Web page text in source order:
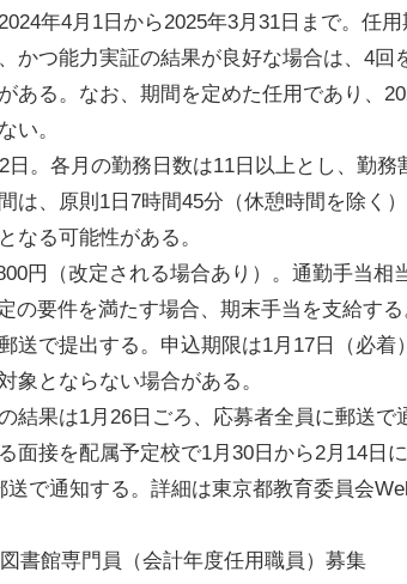
年4月1日から2025年3月31日まで。任
かつ能力実証の結果が良好な場合は、4回
ある。なお、期間を定めた任用であり、
い。
。各月の勤務日数は11日以上とし、勤務
は、原則1日7時間45分（休憩時間を除く
なる可能性がある。
円（改定される場合あり）。通勤手当相
の要件を満たす場合、期末手当を支給する
送で提出する。申込期限は1月17日（必着
象とならない場合がある。
結果は1月26日ごろ、応募者全員に郵送で
面接を配属予定校で1月30日から2月14日
で通知する。詳細は東京都教育委員会
書館専門員（会計年度任用職員）募集